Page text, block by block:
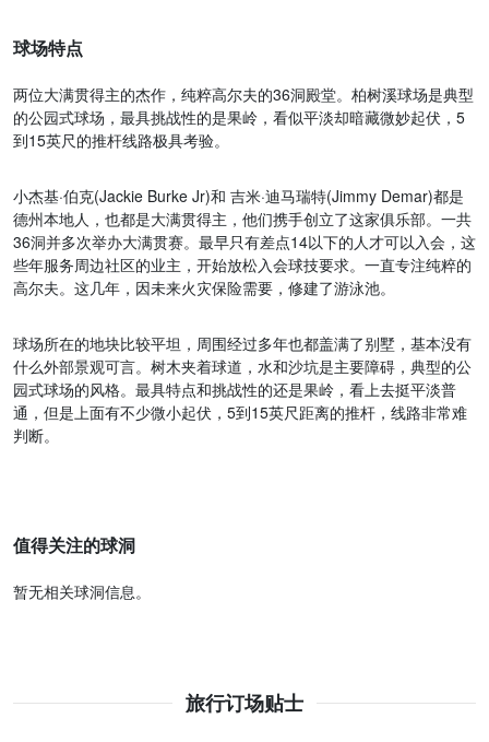
球场特点
两位大满贯得主的杰作，纯粹高尔夫的36洞殿堂。柏树溪球场是典型
的公园式球场，最具挑战性的是果岭，看似平淡却暗藏微妙起伏，5
到15英尺的推杆线路极具考验。
小杰基·伯克(Jackie Burke Jr)和 吉米·迪马瑞特(Jimmy Demar)都是
德州本地人，也都是大满贯得主，他们携手创立了这家俱乐部。一共
36洞并多次举办大满贯赛。最早只有差点14以下的人才可以入会，这
些年服务周边社区的业主，开始放松入会球技要求。一直专注纯粹的
高尔夫。这几年，因未来火灾保险需要，修建了游泳池。
球场所在的地块比较平坦，周围经过多年也都盖满了别墅，基本没有
什么外部景观可言。树木夹着球道，水和沙坑是主要障碍，典型的公
园式球场的风格。最具特点和挑战性的还是果岭，看上去挺平淡普
通，但是上面有不少微小起伏，5到15英尺距离的推杆，线路非常难
判断。
值得关注的球洞
暂无相关球洞信息。
旅行订场贴士